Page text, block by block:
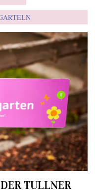
TULLNER